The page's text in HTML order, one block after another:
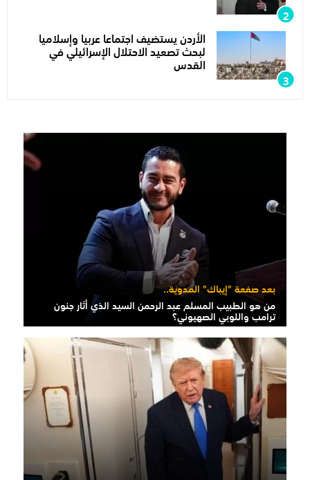
الأردن يستضيف اجتماعا عربيا وإسلاميا
لبحث تصعيد الاحتلال الإسرائيلي في
القدس
بعد صفعة "إيباك" المدوية..
من هو الطبيب المسلم عبد الرحمن السيد الذي أثار جنون
ترامب واللوبي الصهيوني؟